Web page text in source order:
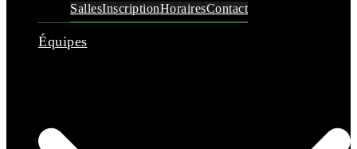
SallesInscriptionHorairesContact
Équipes